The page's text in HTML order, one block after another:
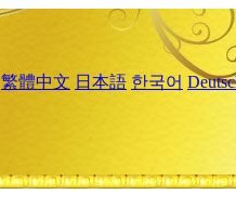
繁體中文 日本語 한국어